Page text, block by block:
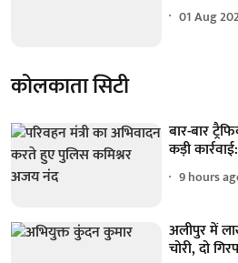
01 Aug
कोलकाता सिटी
बार-बार
कड़ी
9 hours
अलीपुर में
चोरी, दो